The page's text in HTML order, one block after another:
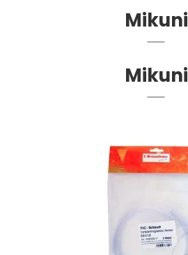
Mikuni
Mikuni